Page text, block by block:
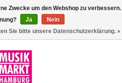
Zwecke um den Webshop zu verbessern.
Ja
Nein
Sie bitte unsere Datenschutzerklärung. »